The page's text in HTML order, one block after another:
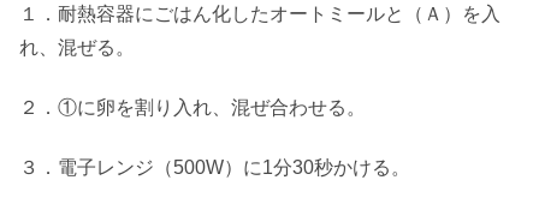
１．耐熱容器にごはん化したオートミールと（Ａ）を入
れ、混ぜる。
２．①に卵を割り入れ、混ぜ合わせる。
３．電子レンジ（500W）に1分30秒かける。